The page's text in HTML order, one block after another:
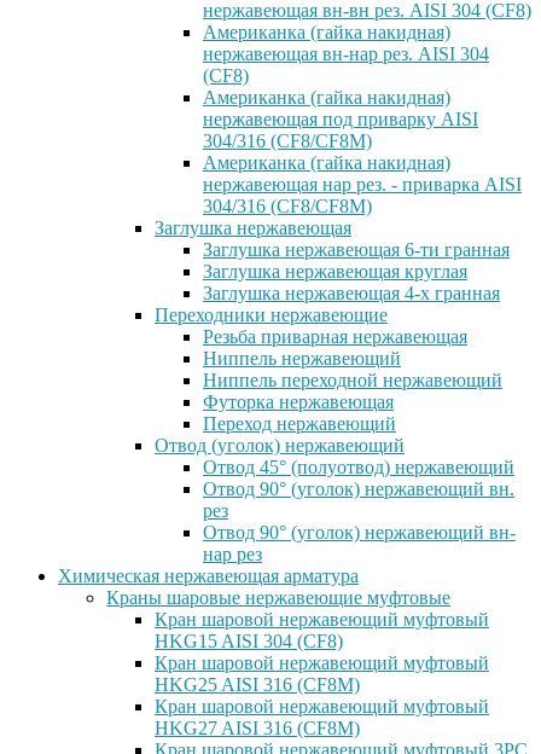
нержавеющая вн-вн рез. AISI 304 (CF8)
Американка (гайка накидная)
нержавеющая вн-нар рез. AISI 304
(CF8)
Американка (гайка накидная)
нержавеющая под приварку AISI
304/316 (CF8/CF8M)
Американка (гайка накидная)
нержавеющая нар рез. - приварка AISI
304/316 (CF8/CF8M)
Заглушка нержавеющая
Заглушка нержавеющая 6-ти гранная
Заглушка нержавеющая круглая
Заглушка нержавеющая 4-х гранная
Переходники нержавеющие
Резьба приварная нержавеющая
Ниппель нержавеющий
Ниппель переходной нержавеющий
Футорка нержавеющая
Переход нержавеющий
Отвод (уголок) нержавеющий
Отвод 45° (полуотвод) нержавеющий
Отвод 90° (уголок) нержавеющий вн.
рез
Отвод 90° (уголок) нержавеющий вн-
нар рез
Химическая нержавеющая арматура
Краны шаровые нержавеющие муфтовые
Кран шаровой нержавеющий муфтовый
HKG15 AISI 304 (CF8)
Кран шаровой нержавеющий муфтовый
HKG25 AISI 316 (CF8M)
Кран шаровой нержавеющий муфтовый
HKG27 AISI 316 (CF8M)
Кран шаровой нержавеющий муфтовый 3PC